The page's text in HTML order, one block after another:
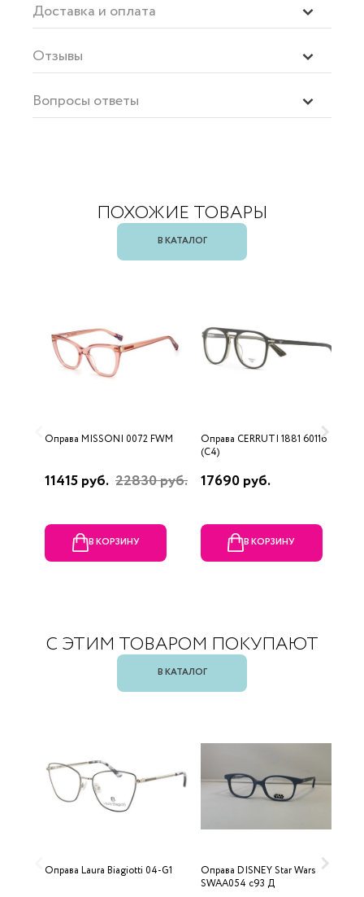
Доставка и оплата
Отзывы
Вопросы ответы
ПОХОЖИЕ ТОВАРЫ
В КАТАЛОГ
Оправа MISSONI 0072 FWM
11415 руб. 22830 руб.
В КОРЗИНУ
Оправа CERRUTI 1881 60116
(C4)
17690 руб.
В КОРЗИНУ
С ЭТИМ ТОВАРОМ ПОКУПАЮТ
В КАТАЛОГ
Оправа Laura Biagiotti 04-G1
Оправа DISNEY Star Wars
SWAA054 c93 Д